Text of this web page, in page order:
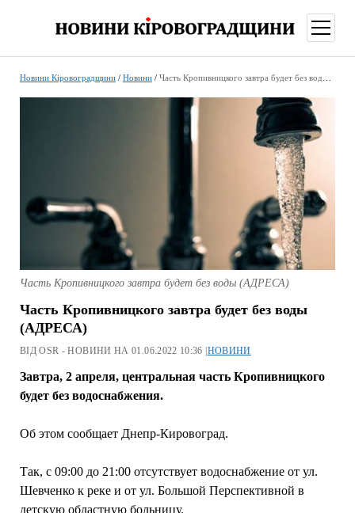
меню
Новини Кіровоградщини/ Новини/ Часть Кропивницкого завтра будет без воды (АДРЕСА)
Часть Кропивницкого завтра будет без воды (АДРЕСА)
Часть Кропивницкого завтра будет без воды
(АДРЕСА)
ВІД OSR - НОВИНИ НА 01.06.2022 10:36 | НОВИНИ
Завтра, 2 апреля, центральная часть Кропивницкого
будет без водоснабжения.
Об этом сообщает Днепр-Кировоград.
Так, с 09:00 до 21:00 отсутствует водоснабжение от ул.
Шевченко к реке и от ул. Большой Перспективной в
детскую областную больницу.